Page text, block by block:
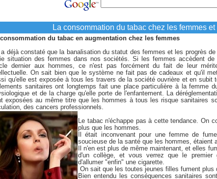
La consommation du tabac chez les femmes
du tabac en augmentation chez les femmes
déjà constaté que la banalisation du statut des femmes et les progrès
situation des femmes dans nos sociétés. Si les femmes accèdent
dernier aux hommes, ce n'est pas forcément du fait de leur
On sait bien que le système ne fait pas de cadeaux et qu'il
qu'elle est exposée à tous les travers de la société ouvrière et en
sanitaires ont longtemps fait une place particulière à la femme
et de la charge qu'elle porte de l'enfantement. La
exposées au même titre que les hommes à tous les risque sanitaires
des cancers professionnels.
Le tabac n'échappe pas à cette tendance. On
plus que les hommes.
Il était inconvenant pour une femme de
soucieuse de la santé que les hommes, étaient
Il n'en est plus de même maintenant, et elles
d'un collège, et vous verrez que le premier
d'allumer "enfin" une cigarette.
On sait que les toutes jeunes filles fument plus
Bien entendu les conséquences sanitaires